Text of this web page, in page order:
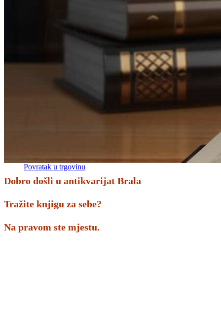
Povratak u trgovinu
Dobro došli u antikvarijat Brala
Tražite knjigu za sebe?
Na pravom ste mjestu.